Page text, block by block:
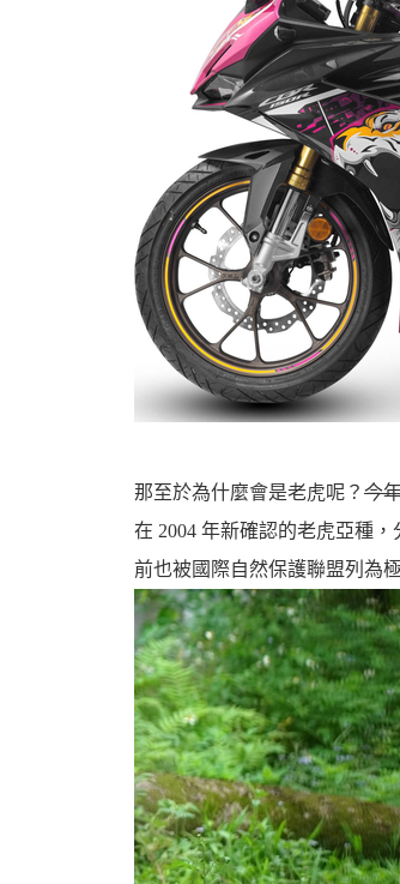
那至於為什麼會是老虎呢？ 今
在 2004 年新確認的老虎亞種
前也被國際自然保護聯盟列為